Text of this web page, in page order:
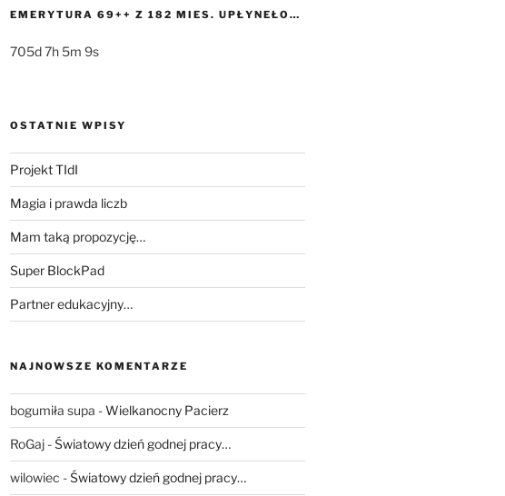
EMERYTURA 69++ Z 182 MIES. UPŁYNEŁO…
705d 7h 5m 10s
OSTATNIE WPISY
Projekt TIdI
Magia i prawda liczb
Mam taką propozycję…
Super BlockPad
Partner edukacyjny…
NAJNOWSZE KOMENTARZE
bogumiła supa -Wielkanocny Pacierz
RoGaj-Światowy dzień godnej pracy…
wilowiec -Światowy dzień godnej pracy…